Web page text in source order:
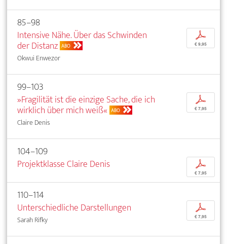
85–98
Intensive Nähe. Über das Schwinden
der Distanz ABO
Okwui Enwezor
p
€ 9,95
99–103
»Fragilität ist die einzige Sache, die ich
wirklich über mich weiß« ABO
Claire Denis
p
€ 7,95
104–109
Projektklasse Claire Denis
p
€ 7,95
110–114
Unterschiedliche Darstellungen
Sarah Rifky
p
€ 7,95